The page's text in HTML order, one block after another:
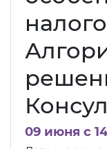
09 июня c